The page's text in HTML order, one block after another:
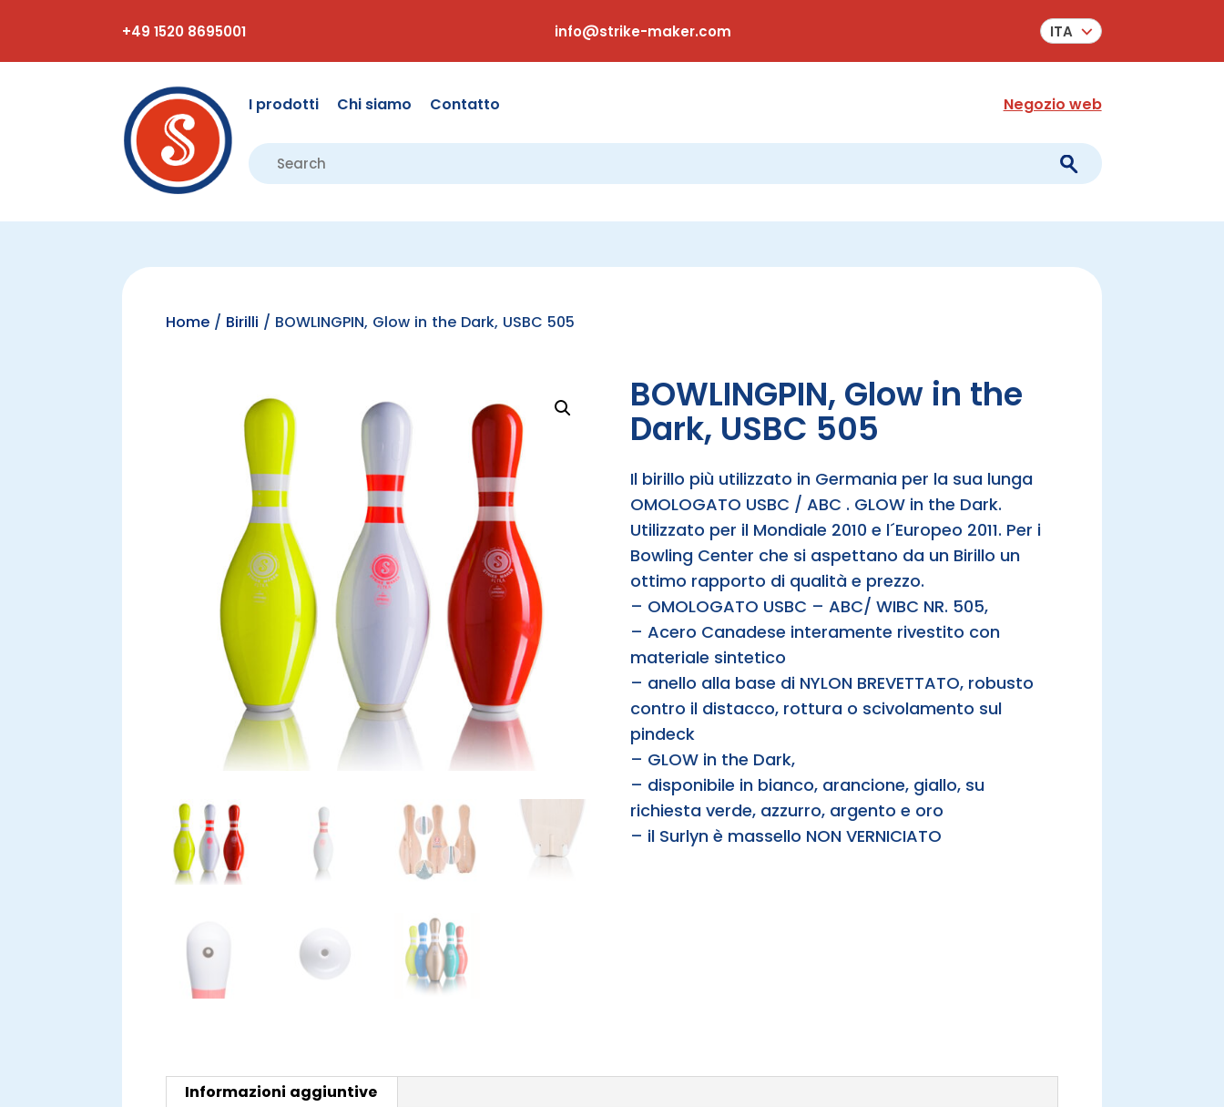
+49 1520 8695001 info@strike-maker.com ITA
I prodotti Chi siamo Contatto Negozio web
Home / Birilli / BOWLINGPIN, Glow in the Dark, USBC 505
BOWLINGPIN, Glow in the
Dark, USBC 505
Il birillo più utilizzato in Germania per la sua lunga
OMOLOGATO USBC / ABC . GLOW in the Dark.
Utilizzato per il Mondiale 2010 e l´Europeo 2011. Per i
Bowling Center che si aspettano da un Birillo un
ottimo rapporto di qualità e prezzo.
– OMOLOGATO USBC – ABC/ WIBC NR. 505,
– Acero Canadese interamente rivestito con
materiale sintetico
– anello alla base di NYLON BREVETTATO, robusto
contro il distacco, rottura o scivolamento sul
pindeck
– GLOW in the Dark,
– disponibile in bianco, arancione, giallo, su
richiesta verde, azzurro, argento e oro
– il Surlyn è massello NON VERNICIATO
Informazioni aggiuntive